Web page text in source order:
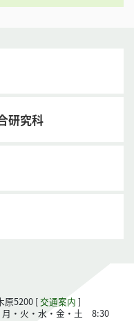
研究科
原5200 [交通案内 ]
・火・水・金・土 8:30